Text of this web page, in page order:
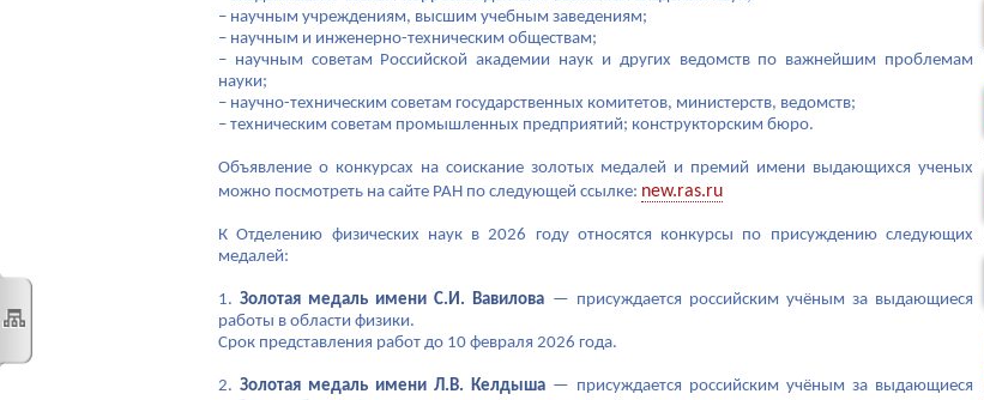
– научным учреждениям, высшим учебным заведениям;
– научным и инженерно-техническим обществам;
– научным советам Российской академии наук и других ведомств по важнейшим проблемам
науки;
– научно-техническим советам государственных комитетов, министерств, ведомств;
– техническим советам промышленных предприятий; конструкторским бюро.
Объявление о конкурсах на соискание золотых медалей и премий имени выдающихся ученых
можно посмотреть на сайте РАН по следующей ссылке: new.ras.ru
К Отделению физических наук в 2026 году относятся конкурсы по присуждению следующих
медалей:
1.Золотая медаль имени С.И. Вавилова — присуждается российским учёным за выдающиеся
работы в области физики.
Срок представления работ до 10 февраля 2026 года.
2. Золотая медаль имени Л.В. Келдыша — присуждается российским учёным за выдающиеся